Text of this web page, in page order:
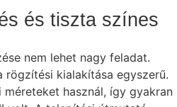
és tiszta színes
nem lehet nagy feladat.
rögzítési kialakítása egyszerű.
méreteket használ, így gyakran